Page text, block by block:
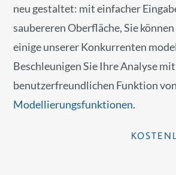
neu gestaltet: mit einfacher
saubereren Oberfläche, Sie
einige unserer Konkurrenten
Beschleunigen Sie Ihre Analyse
benutzerfreundlichen Funktion
Modellierungsfunktionen.